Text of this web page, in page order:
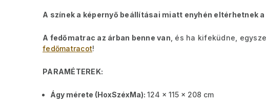
A színek a képernyő beállításai miatt enyhén eltérhetnek
A fedőmatrac az árban benne van , és ha kifeküdne,
fedőmatracot!
PARAMÉTEREK:
Ágy mérete (HoxSzéxMa): 124 x 115 x 208 cm